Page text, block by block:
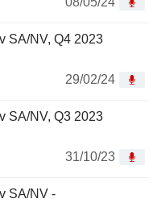
SA/NV, Q4 2023
29/02/24
SA/NV, Q3 2023
31/10/23
SA/NV -